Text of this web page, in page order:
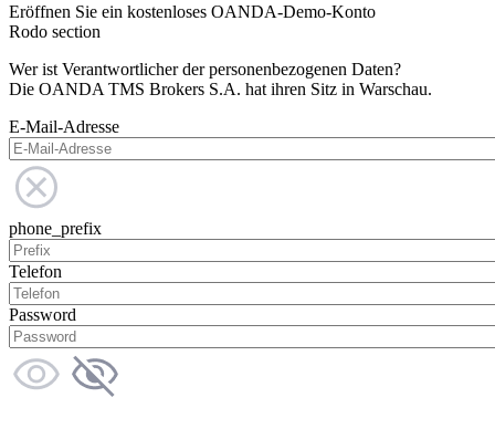
Eröffnen Sie ein kostenloses OANDA-Demo-Konto
Rodo section
Wer ist Verantwortlicher der personenbezogenen Daten?
Die OANDA TMS Brokers S.A. hat ihren Sitz in Warschau.
E-Mail-Adresse
phone_prefix
Telefon
Password